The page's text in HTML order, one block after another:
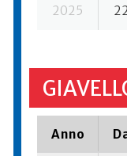
2025
Anno